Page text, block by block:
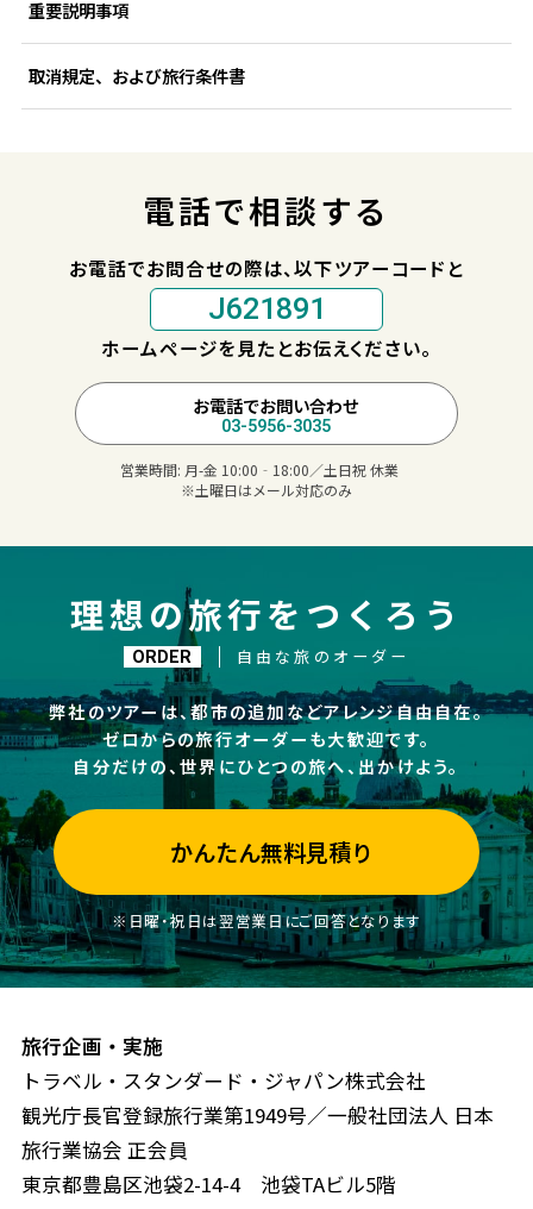
重要説明事項
取消規定、および旅行条件書
電話で相談する
お電話でお問合せの際は、以下ツアーコードと
J621891
ホームページを見たとお伝えください。
お電話でお問い合わせ
03-5956-3035
営業時間: 月-金 10:00‐18:00／土日祝 休業
※土曜日はメール対応のみ
理想の旅行をつくろう
ORDER 自由な旅のオーダー
弊社のツアーは、都市の追加などアレンジ自由自在。
ゼロからの旅行オーダーも大歓迎です。
自分だけの、世界にひとつの旅へ、出かけよう。
かんたん無料見積り
※日曜・祝日は翌営業日にご回答となります
旅行企画・実施
トラベル・スタンダード・ジャパン株式会社
観光庁長官登録旅行業第1949号／一般社団法人 日本
旅行業協会 正会員
東京都豊島区池袋2-14-4 池袋TAビル5階